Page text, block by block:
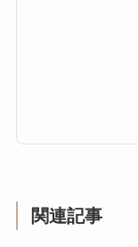
関連記事